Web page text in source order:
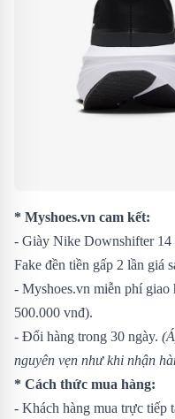
* Myshoes.vn cam kết:
- Giày Nike Downshifter 14
Fake đền tiền gấp 2 lần giá
- Myshoes.vn miễn phí
500.000 vnđ).
- Đổi hàng trong 30 ngày.
nguyên vẹn như khi nhận
* Cách thức mua hàng:
- Khách hàng mua trực tiếp